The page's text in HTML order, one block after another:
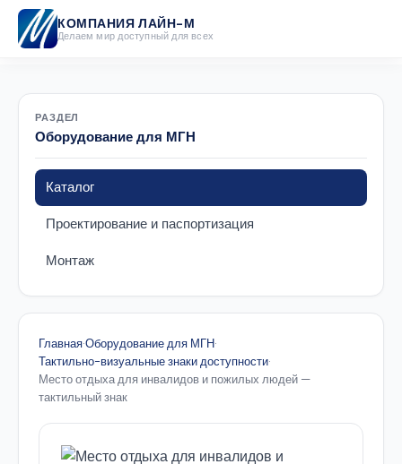
КОМПАНИЯ ЛАЙН-М
Делаем мир доступный для всех
РАЗДЕЛ
Оборудование для МГН
Каталог
Проектирование и паспортизация
Монтаж
Главная·Оборудование для МГН·
Тактильно-визуальные знаки доступности·
Место отдыха для инвалидов и пожилых людей —
тактильный знак